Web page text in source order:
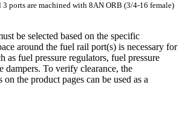
ports are machined with 8AN ORB (3/4-16 female)
be selected based on the specific
around the fuel rail port(s) is necessary for
as fuel pressure regulators, fuel pressure
dampers. To verify clearance, the
the product pages can be used as a